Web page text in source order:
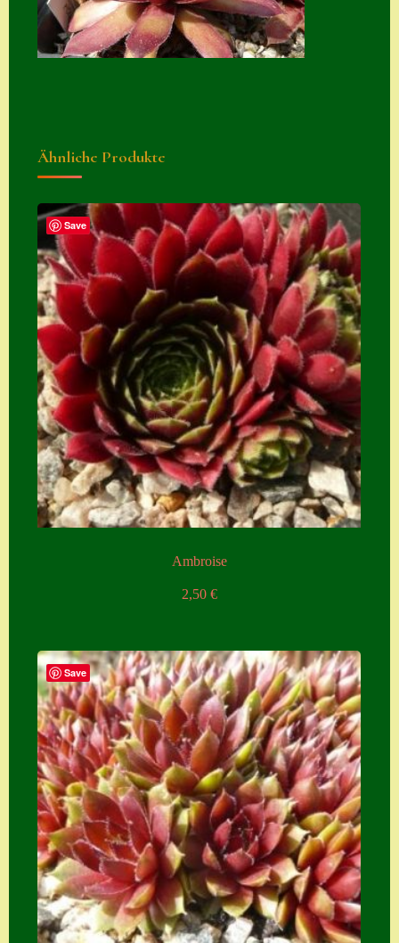
Widerrufsbelehru
ng
Zubehör
Ähnliche Produkte
Save
Ambroise
2,50 €
Save